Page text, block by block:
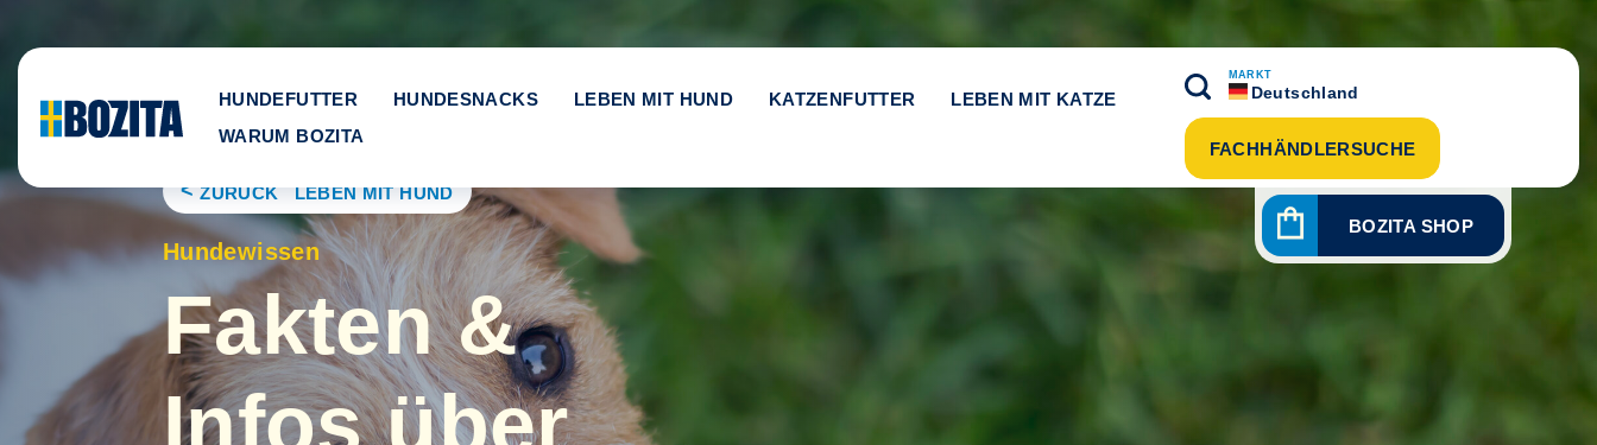
BOZITA SHOP
HUNDEFUTTER HUNDESNACKS LEBEN MIT HUND KATZENFUTTER
LEBEN MIT KATZE
WARUM BOZITA
MARKT
Deutschland
FACHHÄNDLERSUCHE
ZURÜCK LEBEN MIT HUND
Hundewissen
Fakten &
Infos über